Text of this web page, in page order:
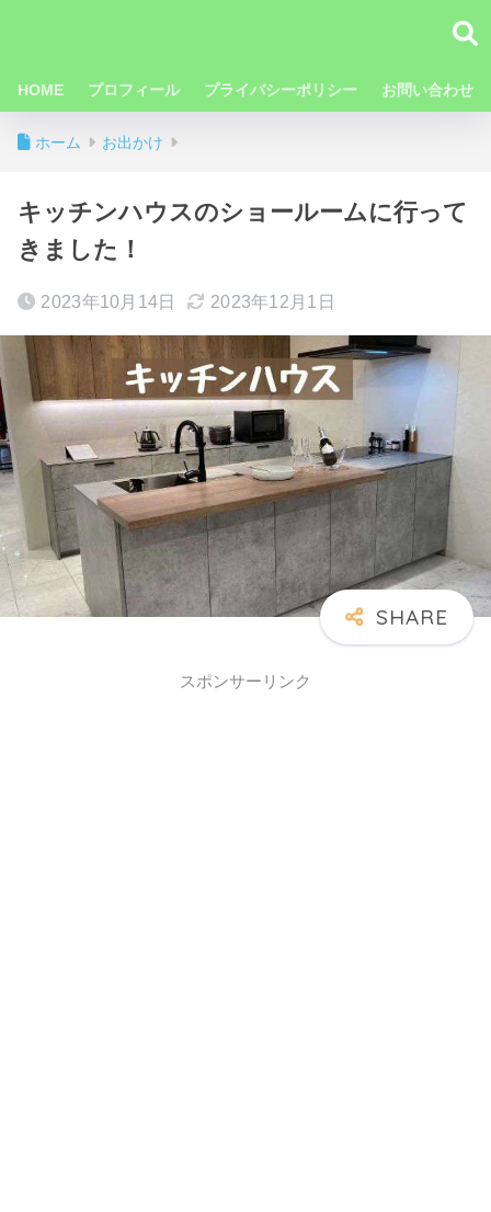
HOME プロフィール プライバシーポリシー お問い合わせ
ホーム お出かけ
キッチンハウスのショールームに行って
きました！
2023年10月14日 2023年12月1日
スポンサーリンク